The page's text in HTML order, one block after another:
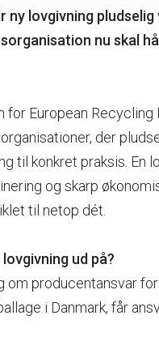
ny lovgivning
nu skal
for European
der
til konkret praksis.
og skarp
til netop dét.
ud på?
om producentansvar
i Danmark, får